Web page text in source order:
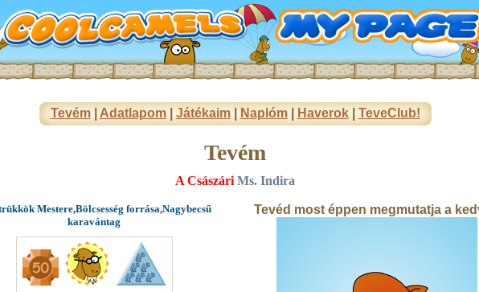
Tevém| Adatlapom| Játékaim| Naplóm| Haverok| TeveClub!
Tevém
A Császári Ms. Indira
Mestere,Bölcsesség forrása,Nagybecsű
karavántag
Tevéd most éppen megmutatja a